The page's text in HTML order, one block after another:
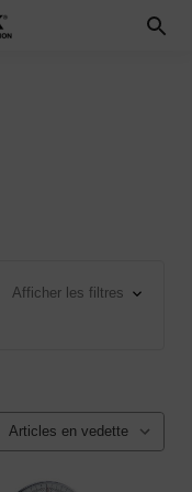
Afficher les filtres